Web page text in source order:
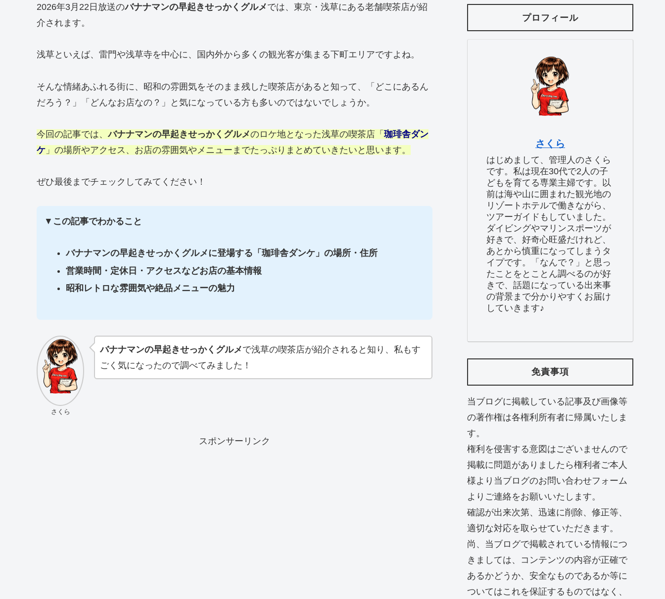
2026年3月22日放送のバナナマンの早起きせっかくグルメでは、東京・浅草にある老舗喫茶店が紹
介されます。
浅草といえば、雷門や浅草寺を中心に、国内外から多くの観光客が集まる下町エリアですよね。
そんな情緒あふれる街に、昭和の雰囲気をそのまま残した喫茶店があると知って、「どこにあるん
だろう？」「どんなお店なの？」と気になっている方も多いのではないでしょうか。
今回の記事では、バナナマンの早起きせっかくグルメのロケ地となった浅草の喫茶店「 珈琲舎ダン
ケ 」の場所やアクセス、お店の雰囲気やメニューまでたっぷりまとめていきたいと思います。
ぜひ最後までチェックしてみてください！
▼ この記事でわかること
バナナマンの早起きせっかくグルメに登場する「珈琲舎ダンケ」の場所・住所
営業時間・定休日・アクセスなどお店の基本情報
昭和レトロな雰囲気や絶品メニューの魅力
さくら
バナナマンの早起きせっかくグルメで浅草の喫茶店が紹介されると知り、私もす
ごく気になったので調べてみました！
スポンサーリンク
プロフィール
さくら
はじめまして、管理人のさくら
です。私は現在30代で2人の子
どもを育てる専業主婦です。以
前は海や山に囲まれた観光地の
リゾートホテルで働きながら、
ツアーガイドもしていました。
ダイビングやマリンスポーツが
好きで、好奇心旺盛だけれど、
あとから慎重になってしまうタ
イプです。「なんで？」と思っ
たことをとことん調べるのが好
きで、話題になっている出来事
の背景まで分かりやすくお届け
していきます♪
免責事項
当ブログに掲載している記事及び画像等
の著作権は各権利所有者に帰属いたしま
す。
権利を侵害する意図はございませんので
掲載に問題がありましたら権利者ご本人
様より当ブログのお問い合わせフォーム
よりご連絡をお願いいたします。
確認が出来次第、迅速に削除、修正等、
適切な対応を取らせていただきます。
尚、当ブログで掲載されている情報につ
きましては、コンテンツの内容が正確で
あるかどうか、安全なものであるか等に
ついてはこれを保証するものではなく、